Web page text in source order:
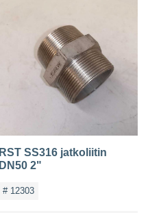
RST SS316 jatkoliitin
DN50 2"
# 12303